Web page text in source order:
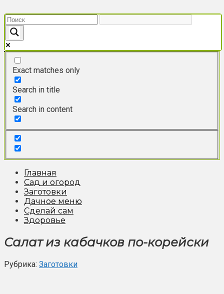
к
контенту
Exact matches only
Search in title
Search in content
Главная
Сад и огород
Заготовки
Дачное меню
Сделай сам
Здоровье
Салат из кабачков по-корейски
Рубрика: Заготовки